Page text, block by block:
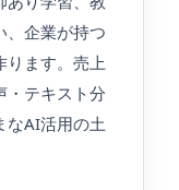
、企業が持つ
ります。売上
・テキスト分
なAI活用の土